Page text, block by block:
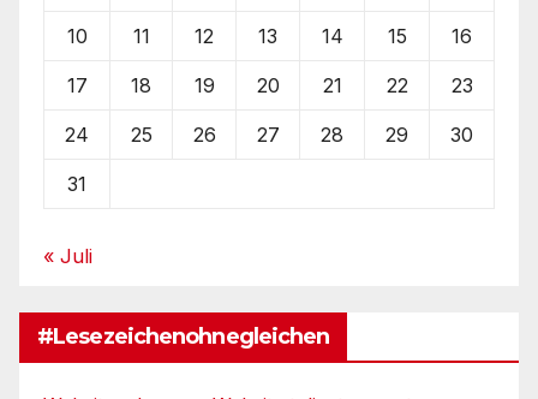
10 11 12 13 14 15 16
17 18 19 20 21 22 23
24 25 26 27 28 29 30
31
« Juli
#Lesezeichenohnegleichen